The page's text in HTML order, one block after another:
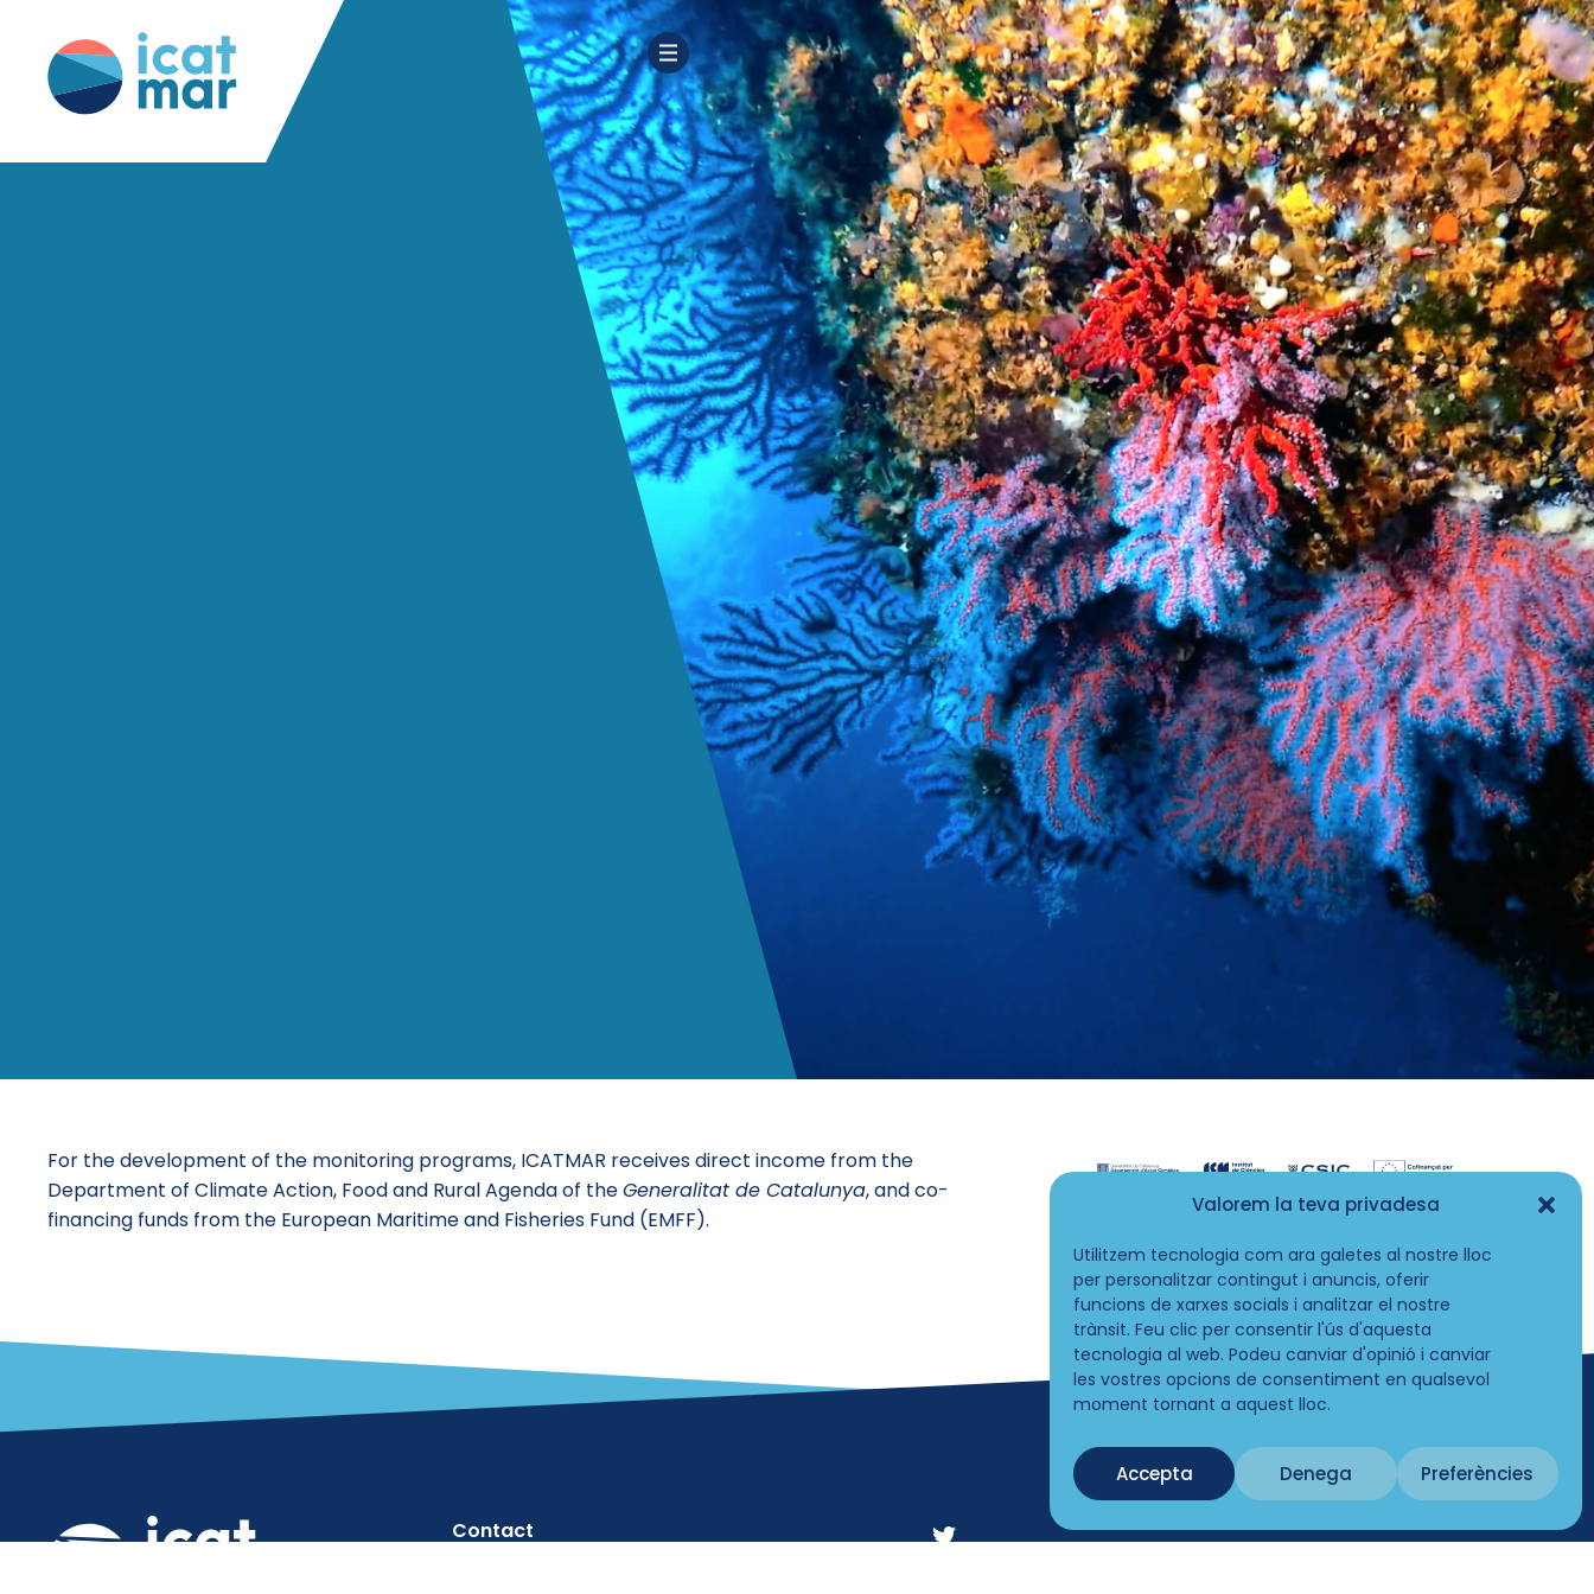
Valorem la teva privadesa
Utilitzem tecnologia com ara galetes al nostre lloc
per personalitzar contingut i anuncis, oferir
funcions de xarxes socials i analitzar el nostre
trànsit. Feu clic per consentir l'ús d'aquesta
tecnologia al web. Podeu canviar d'opinió i canviar
les vostres opcions de consentiment en qualsevol
moment tornant a aquest lloc.
Accepta Denega Preferències
funding
For the development of the monitoring programs, ICATMAR receives direct income from the
Department of Climate Action, Food and Rural Agenda of theGeneralitat de Catalunya, and co-
financing funds from the European Maritime and Fisheries Fund (EMFF).
Contact